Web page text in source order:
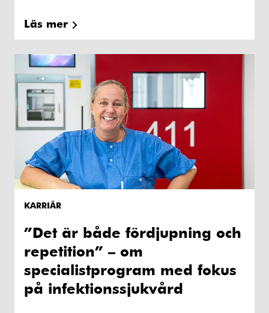
Läs mer
KARRIÄR
”Det är både fördjupning och
repetition” – om
specialistprogram med fokus
på infektionssjukvård